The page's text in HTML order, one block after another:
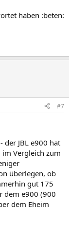
haben :beten:
#7
der JBL e900 hat
Vergleich zum
überlegen, ob
gut 175
dem e900 (900
dem Eheim